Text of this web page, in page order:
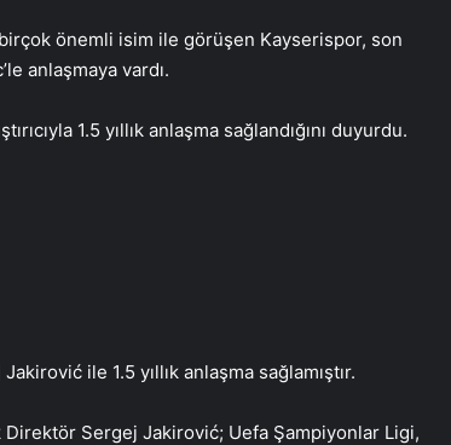
önemli isim ile görüşen Kayserispor, son
anlaşmaya vardı.
1.5 yıllık anlaşma sağlandığını duyurdu.
ile 1.5 yıllık anlaşma sağlamıştır.
Sergej Jakirović; Uefa Şampiyonlar Ligi,